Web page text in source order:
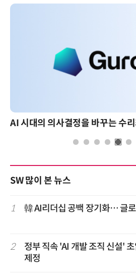
SW 많이 본 뉴스
1 韓 AI리더십 공백 장기화… 글
2
정부 직속 'AI 개발 조직 신설'
제정